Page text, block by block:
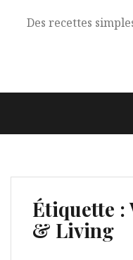
Des recettes
Étiquette :
& Living